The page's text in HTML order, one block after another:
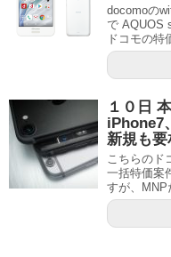
docomoの
で AQUOS
ドコモの特
１０日
iPhone7
新規も要
こちらのド
一括特価案
すが、MNP